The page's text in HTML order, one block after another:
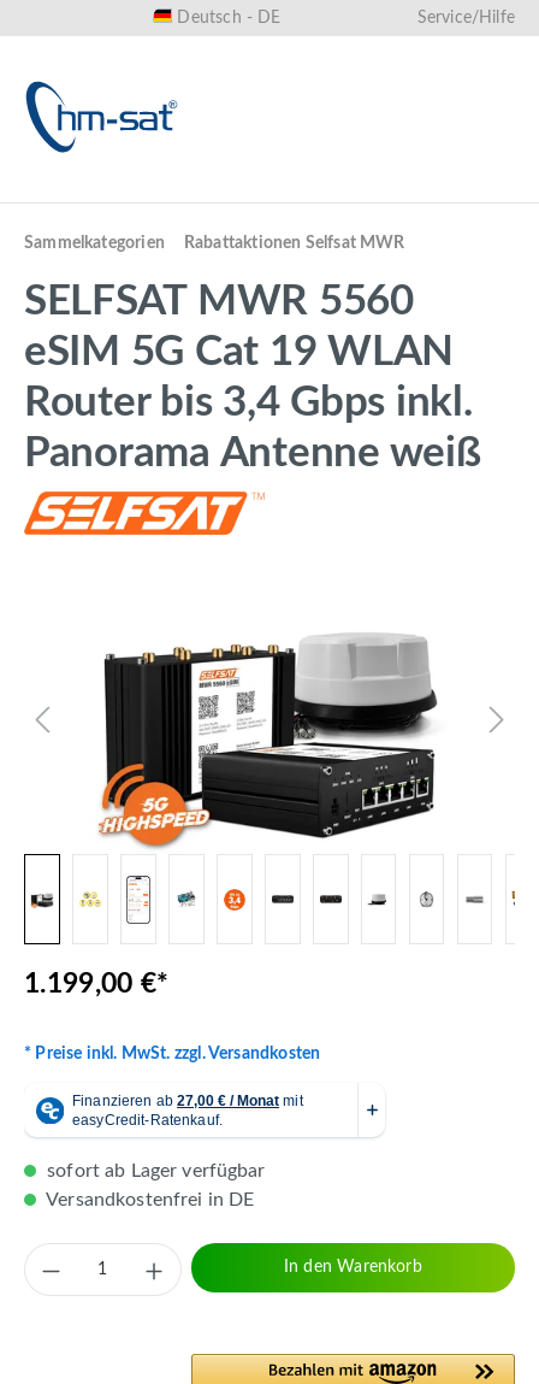
Deutsch - DE Service/Hilfe
Sammelkategorien Rabattaktionen Selfsat MWR
SELFSAT MWR 5560
eSIM 5G Cat 19 WLAN
Router bis 3,4 Gbps inkl.
Panorama Antenne weiß
1.199,00 €*
* Preise inkl. MwSt. zzgl. Versandkosten
sofort ab Lager verfügbar
Versandkostenfrei in DE
Produkt Anzahl: Gib den gewünschten
In den Warenkorb